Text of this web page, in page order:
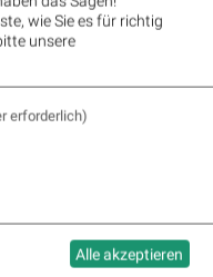
Top/
Star/
Rutsc
Stunde
Tage
Days
wie Sie es für richtig
unsere
erforderlich)
Alle akzeptieren